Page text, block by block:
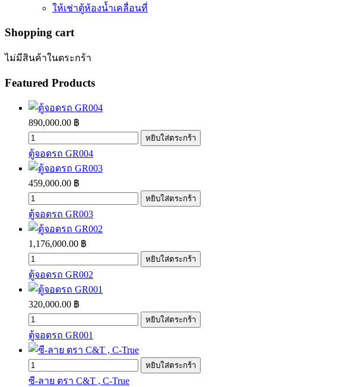
ให้เช่าตู้ห้องน้ำเคลื่อนที่
Shopping cart
ไม่มีสินค้าในตระกร้า
Featured Products
890,000.00 ฿
ตู้จอดรถ GR004
459,000.00 ฿
ตู้จอดรถ GR003
1,176,000.00 ฿
ตู้จอดรถ GR002
320,000.00 ฿
ตู้จอดรถ GR001
ซี-ลาย ตรา C&T , C-True